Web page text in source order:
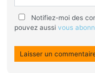
Notifiez-moi des
pouvez aussi vous